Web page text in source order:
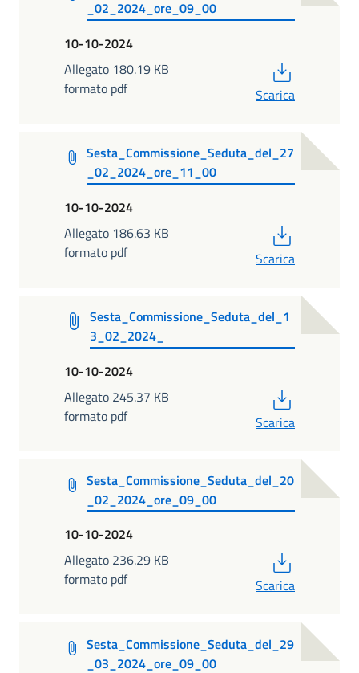
_02_2024_ore_09_00
10-10-2024
Allegato 180.19 KB
formato pdf
Scarica
Sesta_Commissione_Seduta_del_27
_02_2024_ore_11_00
10-10-2024
Allegato 186.63 KB
formato pdf
Scarica
Sesta_Commissione_Seduta_del_1
3_02_2024_
10-10-2024
Allegato 245.37 KB
formato pdf
Scarica
Sesta_Commissione_Seduta_del_20
_02_2024_ore_09_00
10-10-2024
Allegato 236.29 KB
formato pdf
Scarica
Sesta_Commissione_Seduta_del_29
_03_2024_ore_09_00